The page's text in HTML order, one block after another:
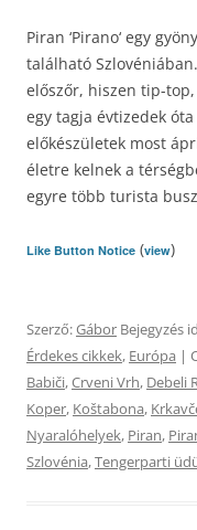
Piran ‘Pirano‘ egy
található
előszőr, hiszen tip-
egy tagja évtizedek
előkészületek most
életre kelnek a
egyre több turista
Like Button Notice (view)
Szerző:Gábor Bejegyzés
Érdekes cikkek, Európa |
Babiči,Crveni Vrh, Debeli
Koper, Koštabona,
Nyaralóhelyek, Piran,
Szlovénia,Tengerparti